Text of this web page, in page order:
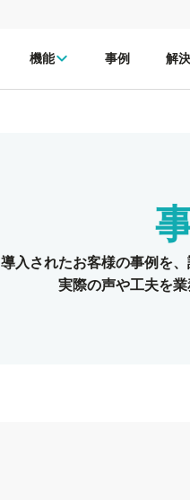
機能 事例 解
導入されたお客様の事例を、
実際の声や工夫を